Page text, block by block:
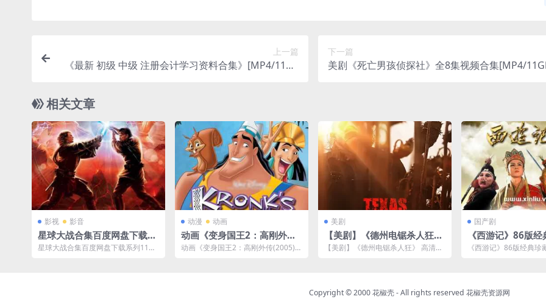
上一篇
《最新 初级 中级 注册会计学习资料合集》[MP4/116G
下一篇
美剧《死亡男孩侦探社》全8集视频合集[MP4/
相关文章
影视 影音
星球大战合集百度网盘下载系
列11部超清英语中字美国电影
星球大战合集百度网盘下载系列11部
动漫 动画
动画《变身国王2：高刚外传
(2005)》[MP4/1.97GB]云网
动画《变身国王2：高刚外传(2005)》
美剧
【美剧】《德州电锯杀人狂》
高清电影-百度网盘资源
【美剧】《德州电锯杀人狂》 高清电
国产剧
《西游记》86版经
码修复未删减版
《西游记》86版经典珍
Copyright © 2000 花椒壳 - All rights reserved 花椒壳资源网